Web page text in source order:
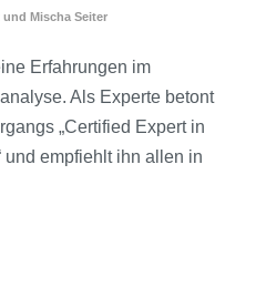
und Mischa Seiter
Erfahrungen im
Als Experte betont
„Certified Expert in
und empfiehlt ihn allen in